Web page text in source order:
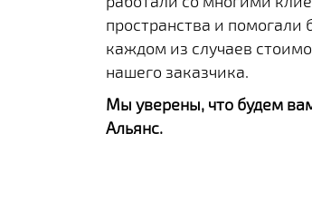
пространства и
каждом из случаев
нашего заказчика.
Мы уверены, что будем
Альянс.